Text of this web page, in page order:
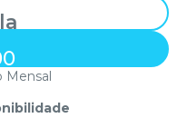
Mensal